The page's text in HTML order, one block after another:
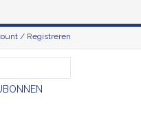
/ Registreren